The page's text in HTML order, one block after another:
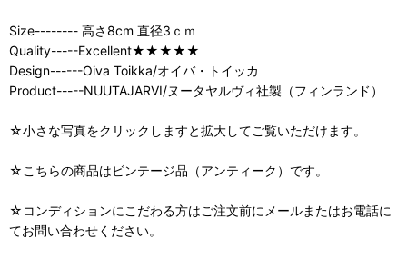
Size-------- 高さ8cm 直径3ｃｍ
Quality-----Excellent★★★★★
Design------Oiva Toikka/オイバ・トイッカ
Product-----NUUTAJARVI/ヌータヤルヴィ社製（フィンランド）
☆小さな写真をクリックしますと拡大してご覧いただけます。
☆こちらの商品はビンテージ品（アンティーク）です。
☆コンディションにこだわる方はご注文前にメールまたはお電話に
てお問い合わせください。